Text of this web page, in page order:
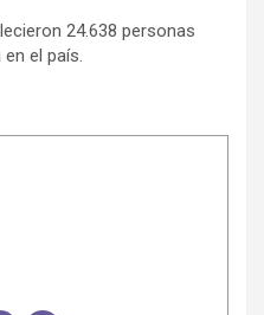
24.638 personas
el país.